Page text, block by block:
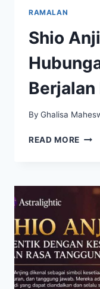
RAMALAN
Shio
By Ghalisa
READ MORE SHIO